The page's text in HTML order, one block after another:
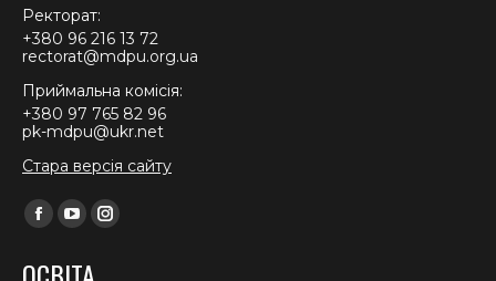
Ректорат:
+380 96 216 13 72
rectorat@mdpu.org.ua
Приймальна комісія:
+380 97 765 82 96
pk-mdpu@ukr.net
Стара версія сайту
Find us on:
Facebook
YouTubeInstagram